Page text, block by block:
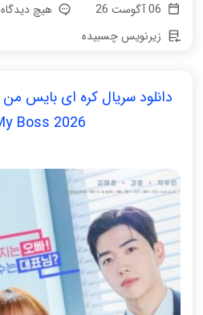
هیچ دیدگاه
زیرنویس چسبیده
Boss 2026